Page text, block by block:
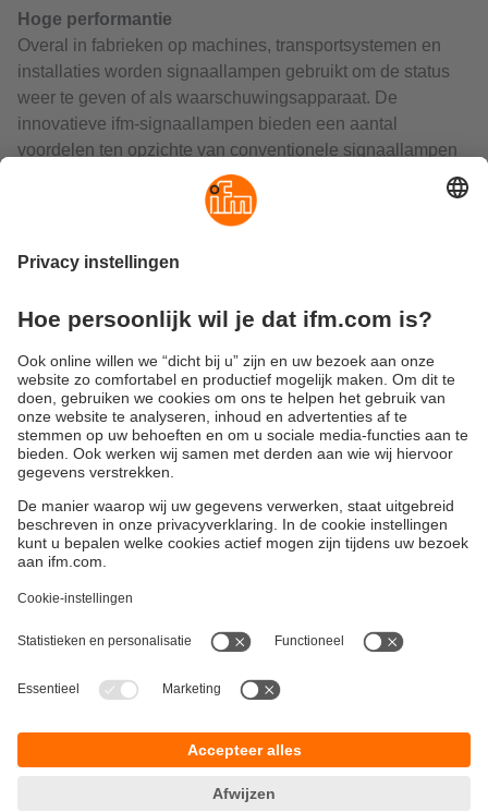
Hoge performantie
Overal in fabrieken op machines, transportsystemen en
installaties worden signaallampen gebruikt om de status
weer te geven of als waarschuwingsapparaat. De
innovatieve ifm-signaallampen bieden een aantal
voordelen ten opzichte van conventionele signaallampen
en zijn daarom ook geschikt voor veeleisende
In het algemeen moeten signaallampen worden aangepast
schroeven van verschillend gekleurde modules, biedt de
nieuwe LED-RGB-technologie de mogelijkheid om het
signaallicht naar wens aan te passen met IO-Link of de
instelknop (bijv. continu licht, knipperlicht, knipperlicht,
verschillende kleuren, sirene). Dit vermindert de
verscheidenheid aan varianten en opslag.
Duurzaamheid
Algemene verkoop- en leveringsvoorwaarden
Locaties (EN)
Privacyreglement
ifm electronic b.v.
e-mailinfo.nl@ifm.com